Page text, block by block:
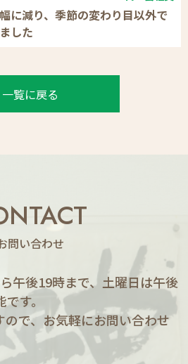
に減り、季節の変わり目以外で
した
一覧に戻る
問い合わせ
午後19時まで、土曜日は午後
す。
ので、お気軽にお問い合わせ